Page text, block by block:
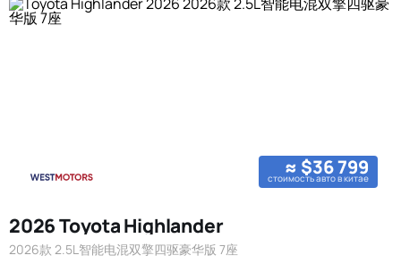
≈ $36 799
стоимость авто в китае
2026 Toyota Highlander
2026款 2.5L智能电混双擎四驱豪华版 7座